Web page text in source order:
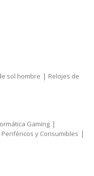
sol hombre | Relojes de
Gaming |
y Consumibles |